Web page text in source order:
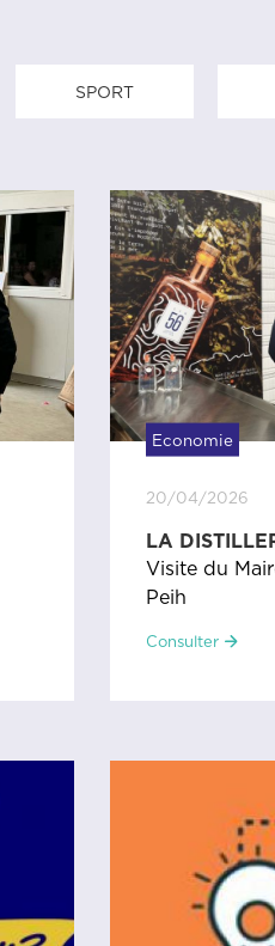
SPORT
20/04/2026
Economie
LA
Visite du
Peih
Consulter